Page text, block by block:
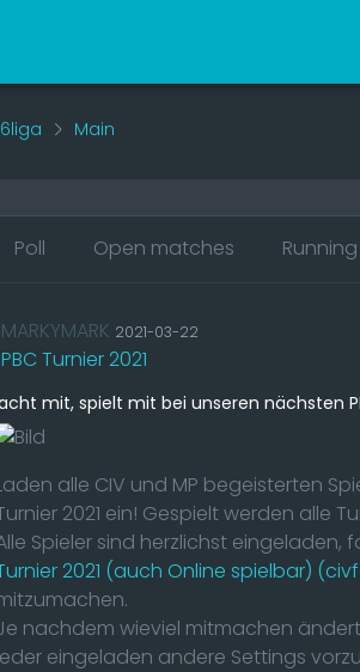
Main
Poll Open matches
MARKYMARK 2021-03-22
PBC Turnier 2021
mit, spielt mit bei unseren nächsten
alle CIV und MP begeisterten
2021 ein! Gespielt werden alle
Spieler sind herzlichst eingeladen,
2021 (auch Online spielbar)
nachdem wieviel mitmachen
eingeladen andere Settings